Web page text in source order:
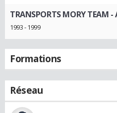
TRANSPORTS MORY TEAM -
1993 - 1999
Formations
Réseau